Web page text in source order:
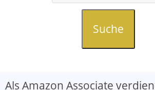
Suche
Als Amazon Associate